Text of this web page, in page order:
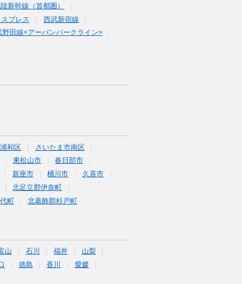
新幹線（首都圏）
プレス
西武新宿線
野田線<アーバンパークライン>
和区
さいたま市南区
東松山市
春日部市
新座市 桶川市
久喜市
北足立郡伊奈町
町 北葛飾郡杉戸町
山 石川 福井
山梨
徳島 香川
愛媛